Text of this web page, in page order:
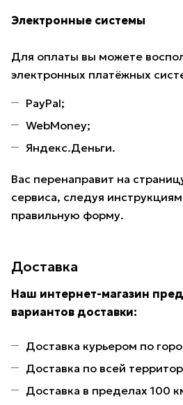
Электронные системы
Для оплаты вы можете
электронных платёжных
PayPal;
WebMoney;
Яндекс.Деньги.
Вас перенаправит на
сервиса, следуя
правильную форму.
Доставка
Наш интернет-магазин
вариантов доставки:
Доставка курьером по
Доставка по всей
Доставка в пределах 100